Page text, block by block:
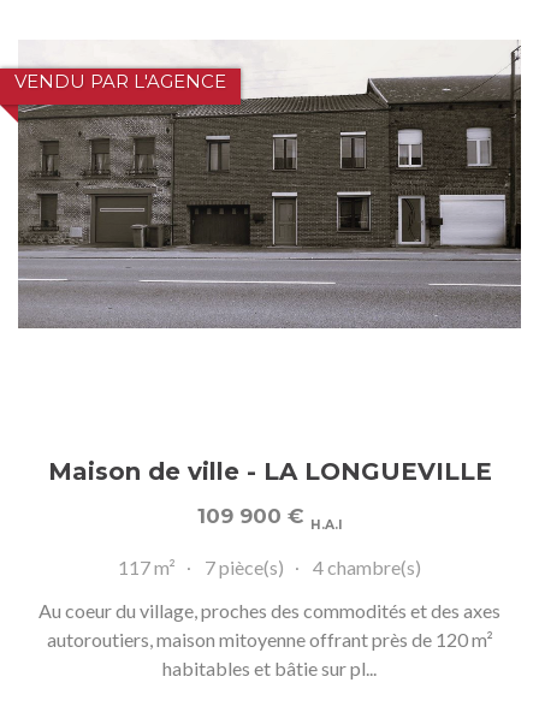
VENDU PAR L'AGENCE
Maison de ville - LA LONGUEVILLE
109 900 € H.A.I
117 m² 7 pièce(s)
4 chambre(s)
Au coeur du village, proches des commodités et des axes
autoroutiers, maison mitoyenne offrant près de 120 m²
habitables et bâtie sur pl...